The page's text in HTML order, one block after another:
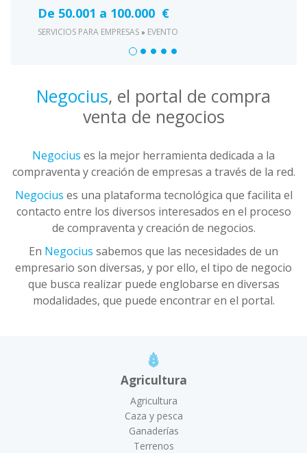
De 50.001 a 100.000 €
SERVICIOS PARA EMPRESAS » EVENTO
Negocius, el portal de compra
venta de negocios
Negocius es la mejor herramienta dedicada a la
compraventa y creación de empresas a través de la red.
Negocius es una plataforma tecnológica que facilita el
contacto entre los diversos interesados en el proceso
de compraventa y creación de negocios.
En Negocius sabemos que las necesidades de un
empresario son diversas, y por ello, el tipo de negocio
que busca realizar puede englobarse en diversas
modalidades, que puede encontrar en el portal.
Agricultura
Agricultura
Caza y pesca
Ganaderías
Terrenos